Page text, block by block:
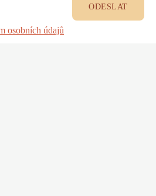
osobních údajů
ODESLAT